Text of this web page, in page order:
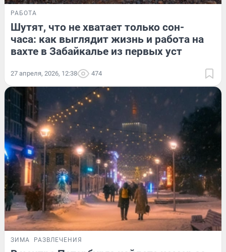
РАБОТА
Шутят, что не хватает только сон-
часа: как выглядит жизнь и работа на
вахте в Забайкалье из первых уст
27 апреля, 2026, 12:38 474
ЗИМА РАЗВЛЕЧЕНИЯ